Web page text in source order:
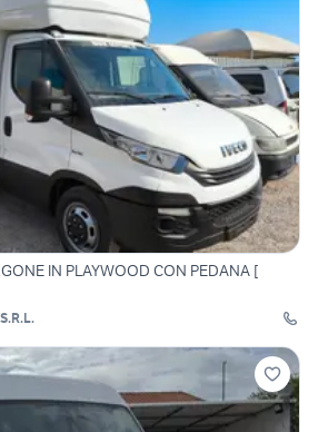
IN PLAYWOOD CON PEDANA [